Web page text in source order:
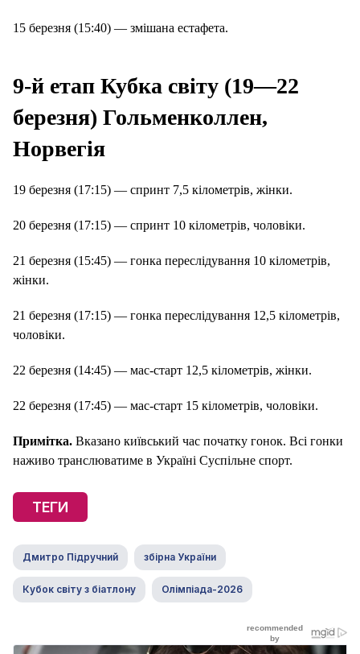
15 березня (15:40) — змішана естафета.
9-й етап Кубка світу (19—22
березня) Гольменколлен,
Норвегія
19 березня (17:15) — спринт 7,5 кілометрів, жінки.
20 березня (17:15) — спринт 10 кілометрів, чоловіки.
21 березня (15:45) — гонка переслідування 10 кілометрів,
жінки.
21 березня (17:15) — гонка переслідування 12,5 кілометрів,
чоловіки.
22 березня (14:45) — мас-старт 12,5 кілометрів, жінки.
22 березня (17:45) — мас-старт 15 кілометрів, чоловіки.
Примітка. Вказано київський час початку гонок. Всі гонки
наживо транслюватиме в Україні Суспільне спорт.
ТЕГИ
Дмитро Підручний збірна України
Кубок світу з біатлону Олімпіада-2026